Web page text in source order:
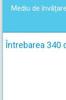
Mediu de
Întrebarea 340